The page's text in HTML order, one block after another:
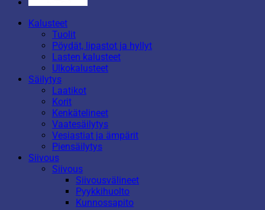
Kalusteet
Tuolit
Pöydät, lipastot ja hyllyt
Lasten kalusteet
Ulkokalusteet
Säilytys
Laatikot
Korit
Kenkätelineet
Vaatesäilytys
Vesiastiat ja ämpärit
Piensäilytys
Siivous
Siivous
Siivousvälineet
Pyykkihuolto
Kunnossapito